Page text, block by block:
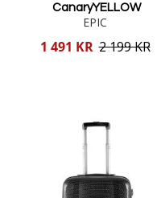
CanaryYELLOW
EPIC
Reducerat
1 491 KR 2 199 KR